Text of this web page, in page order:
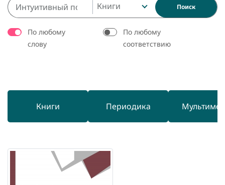
Книги Поиск
По любому
слову
По любому
соответствию
Книги Периодика